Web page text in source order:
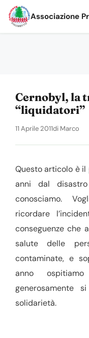
Associazione
Cernobyl, la
“liquidatori”
11 Aprile 2011di Marco
Questo articolo è
anni dal
conosciamo.
ricordare
conseguenze che
salute delle
contaminate, e
anno
generosamente
solidarietà.